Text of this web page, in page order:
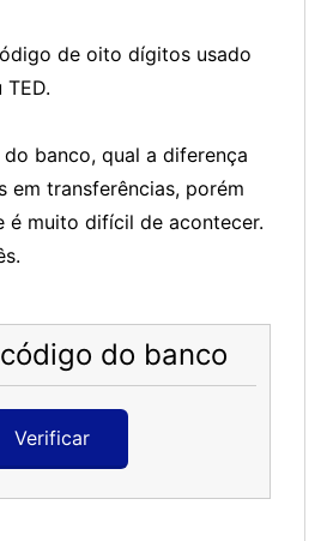
de oito dígitos usado
banco, qual a diferença
em transferências, porém
é muito difícil de acontecer.
do banco
Verificar